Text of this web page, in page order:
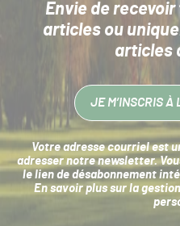
Envie de
articlesou
articles
JE M’INSCRIS
Votre adresse courriel est
adresser notre newsletter.
le lien de désabonnement
En savoir plus sur la